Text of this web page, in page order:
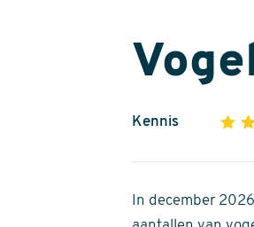
Kennis 1
of
5
In december